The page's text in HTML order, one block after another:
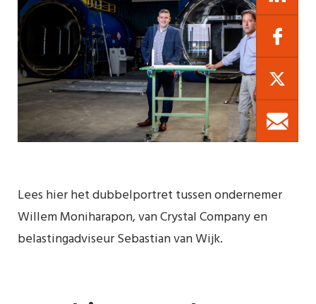
Lees hier het dubbelportret tussen ondernemer
Willem Moniharapon, van Crystal Company en
belastingadviseur Sebastian van Wijk.